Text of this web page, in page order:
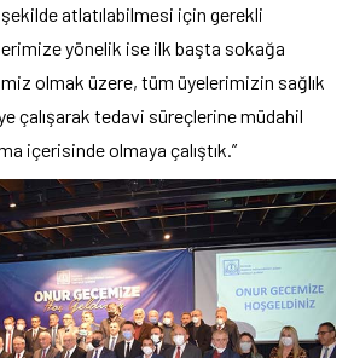
atlatılabilmesi için gerekli
yönelik ise ilk başta sokağa
olmak üzere, tüm üyelerimizin sağlık
çalışarak tedavi süreçlerine müdahil
içerisinde olmaya çalıştık.”